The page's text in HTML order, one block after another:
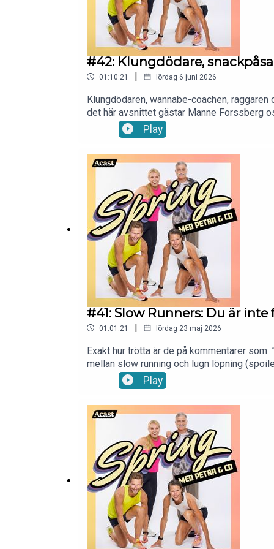
#42: Klungdödare,
01:10:21 | lördag 6 juni 2026
Klungdödaren, wannabe-coachen,
det här avsnittet gästar Manne Forssberg
betyder samma sak för alla. Han ger
en singeljogg och Rune om
medier:Instagram: https://
Petra:Instagram: https://
petra.manstrom@gmail.com så snackar vi
Play
#41: Slow Runners: Du är
01:01:21 | lördag 23 maj 2026
Exakt hur trötta är de på kommentarer
mellan slow running och lugn löpning
träffar vi Greta och Piero från Slow
om alla missuppfattningar kring ”lugnt
löpningen börjar: inte i jakten på
underskattade tempo – det där alla
medier:Instagram: https://
Petra:Instagram: https://
petra.manstrom@gmail.com så snackar vi
Play